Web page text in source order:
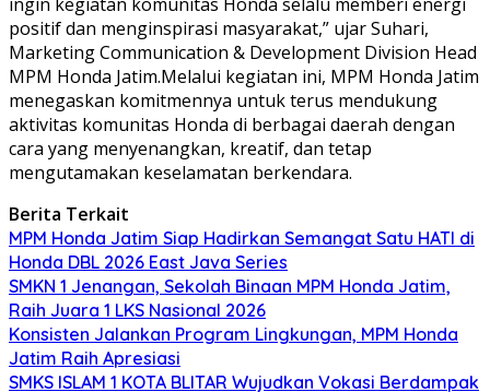
positif dan menginspirasi masyarakat,” ujar Suhari,
Marketing Communication & Development Division Head
MPM Honda Jatim.Melalui kegiatan ini, MPM Honda Jatim
menegaskan komitmennya untuk terus mendukung
aktivitas komunitas Honda di berbagai daerah dengan
cara yang menyenangkan, kreatif, dan tetap
mengutamakan keselamatan berkendara.
Berita Terkait
MPM Honda Jatim Siap Hadirkan Semangat Satu HATI di
Honda DBL 2026 East Java Series
SMKN 1 Jenangan, Sekolah Binaan MPM Honda Jatim,
Raih Juara 1 LKS Nasional 2026
Konsisten Jalankan Program Lingkungan, MPM Honda
Jatim Raih Apresiasi
SMKS ISLAM 1 KOTA BLITAR Wujudkan Vokasi Berdampak